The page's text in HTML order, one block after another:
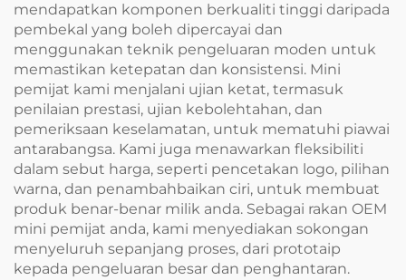
mendapatkan komponen berkualiti tinggi daripada
pembekal yang boleh dipercayai dan
menggunakan teknik pengeluaran moden untuk
memastikan ketepatan dan konsistensi. Mini
pemijat kami menjalani ujian ketat, termasuk
penilaian prestasi, ujian kebolehtahan, dan
pemeriksaan keselamatan, untuk mematuhi piawai
antarabangsa. Kami juga menawarkan fleksibiliti
dalam sebut harga, seperti pencetakan logo, pilihan
warna, dan penambahbaikan ciri, untuk membuat
produk benar-benar milik anda. Sebagai rakan OEM
mini pemijat anda, kami menyediakan sokongan
menyeluruh sepanjang proses, dari prototaip
kepada pengeluaran besar dan penghantaran.